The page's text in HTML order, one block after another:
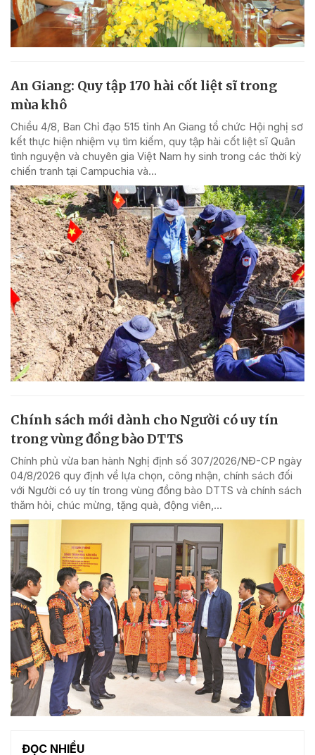
An Giang: Quy tập 170 hài cốt liệt sĩ trong
mùa khô
Chiều 4/8, Ban Chỉ đạo 515 tỉnh An Giang tổ chức Hội nghị sơ
kết thực hiện nhiệm vụ tìm kiếm, quy tập hài cốt liệt sĩ Quân
tình nguyện và chuyên gia Việt Nam hy sinh trong các thời kỳ
chiến tranh tại Campuchia và...
Chính sách mới dành cho Người có uy tín
trong vùng đồng bào DTTS
Chính phủ vừa ban hành Nghị định số 307/2026/NĐ-CP ngày
04/8/2026 quy định về lựa chọn, công nhận, chính sách đối
với Người có uy tín trong vùng đồng bào DTTS và chính sách
thăm hỏi, chúc mừng, tặng quà, động viên,...
ĐỌC NHIỀU